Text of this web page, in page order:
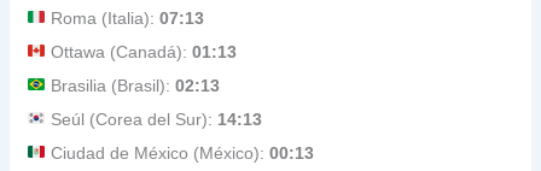
Roma (Italia):07:13
Ottawa (Canadá):01:13
Brasilia (Brasil):02:13
Seúl (Corea del Sur): 14:13
Ciudad de México (México):00:13